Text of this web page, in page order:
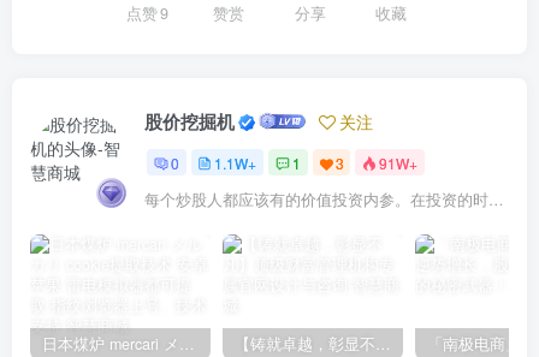
点赞9 赞赏 分享 收藏
股价挖掘机 关注
0 1.1W+ 1 3 91W+
每个炒股人都应该有的价值投资内参。在投资的时候，我们把自己看成是企业分析师——而不是市场分析师，也不是宏观经济分析师，更不是证券分析师。
日本煤炉 mercari メルカリ cookie提取技术 安卓 苹果 雷电模拟器都可提取,指纹浏览器上号。技术支持 【铸就卓越，彰显不凡】顶级财富管理机构专属官网设计与咨询